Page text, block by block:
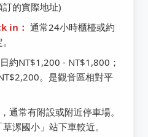
的實際地址)
in： 通常24小時櫃檯或約
約NT$1,200 - NT$1,800；
。是觀音區相對平
通常有附設或附近停車場。
漯國小」站下車較近。